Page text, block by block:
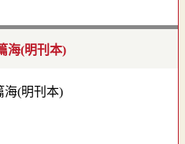
海(明刊本)